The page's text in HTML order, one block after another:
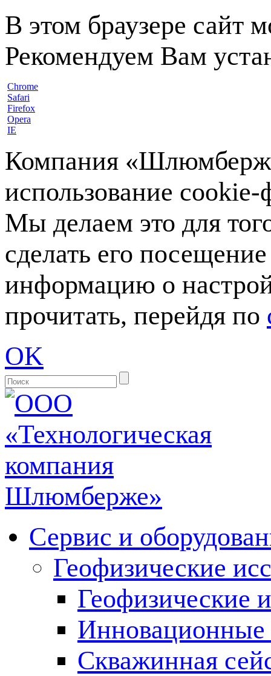
В этом браузере сайт
Рекомендуем Вам
Chrome
Safari
Firefox
Opera
IE
Компания
использование
Мы делаем это для
сделать его
информацию о
прочитать, перейдя по
OK
Сервис и
Геофизические
Геофизические
Инновационные
Скважинная